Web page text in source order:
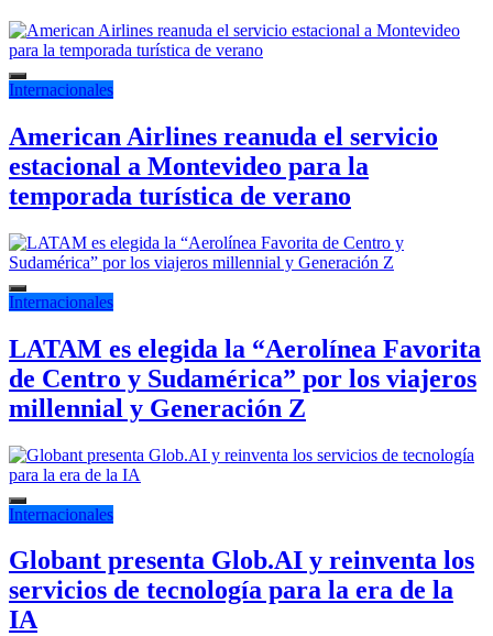
Internacionales
American Airlines reanuda el servicio
estacional a Montevideo para la
temporada turística de verano
Internacionales
LATAM es elegida la “Aerolínea Favorita
de Centro y Sudamérica” por los viajeros
millennial y Generación Z
Internacionales
Globant presenta Glob.AI y reinventa los
servicios de tecnología para la era de la
IA